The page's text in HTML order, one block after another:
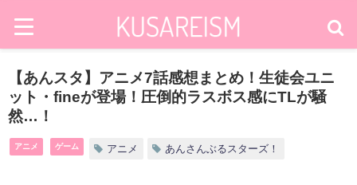
【あんスタ】アニメ7話感想まとめ！生徒会ユニ
ット・fineが登場！圧倒的ラスボス感にTLが騒
然…！
アニメ ゲーム アニメ あんさんぶるスターズ！